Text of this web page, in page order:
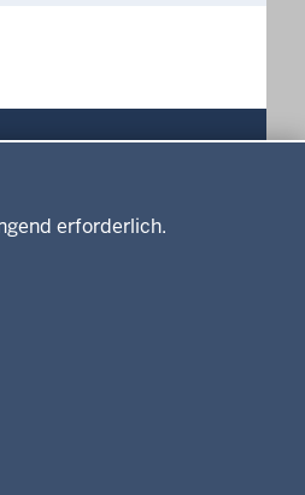
erforderlich.